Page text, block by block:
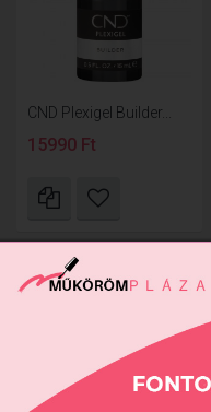
CND Plexigel Builder...
15990 Ft